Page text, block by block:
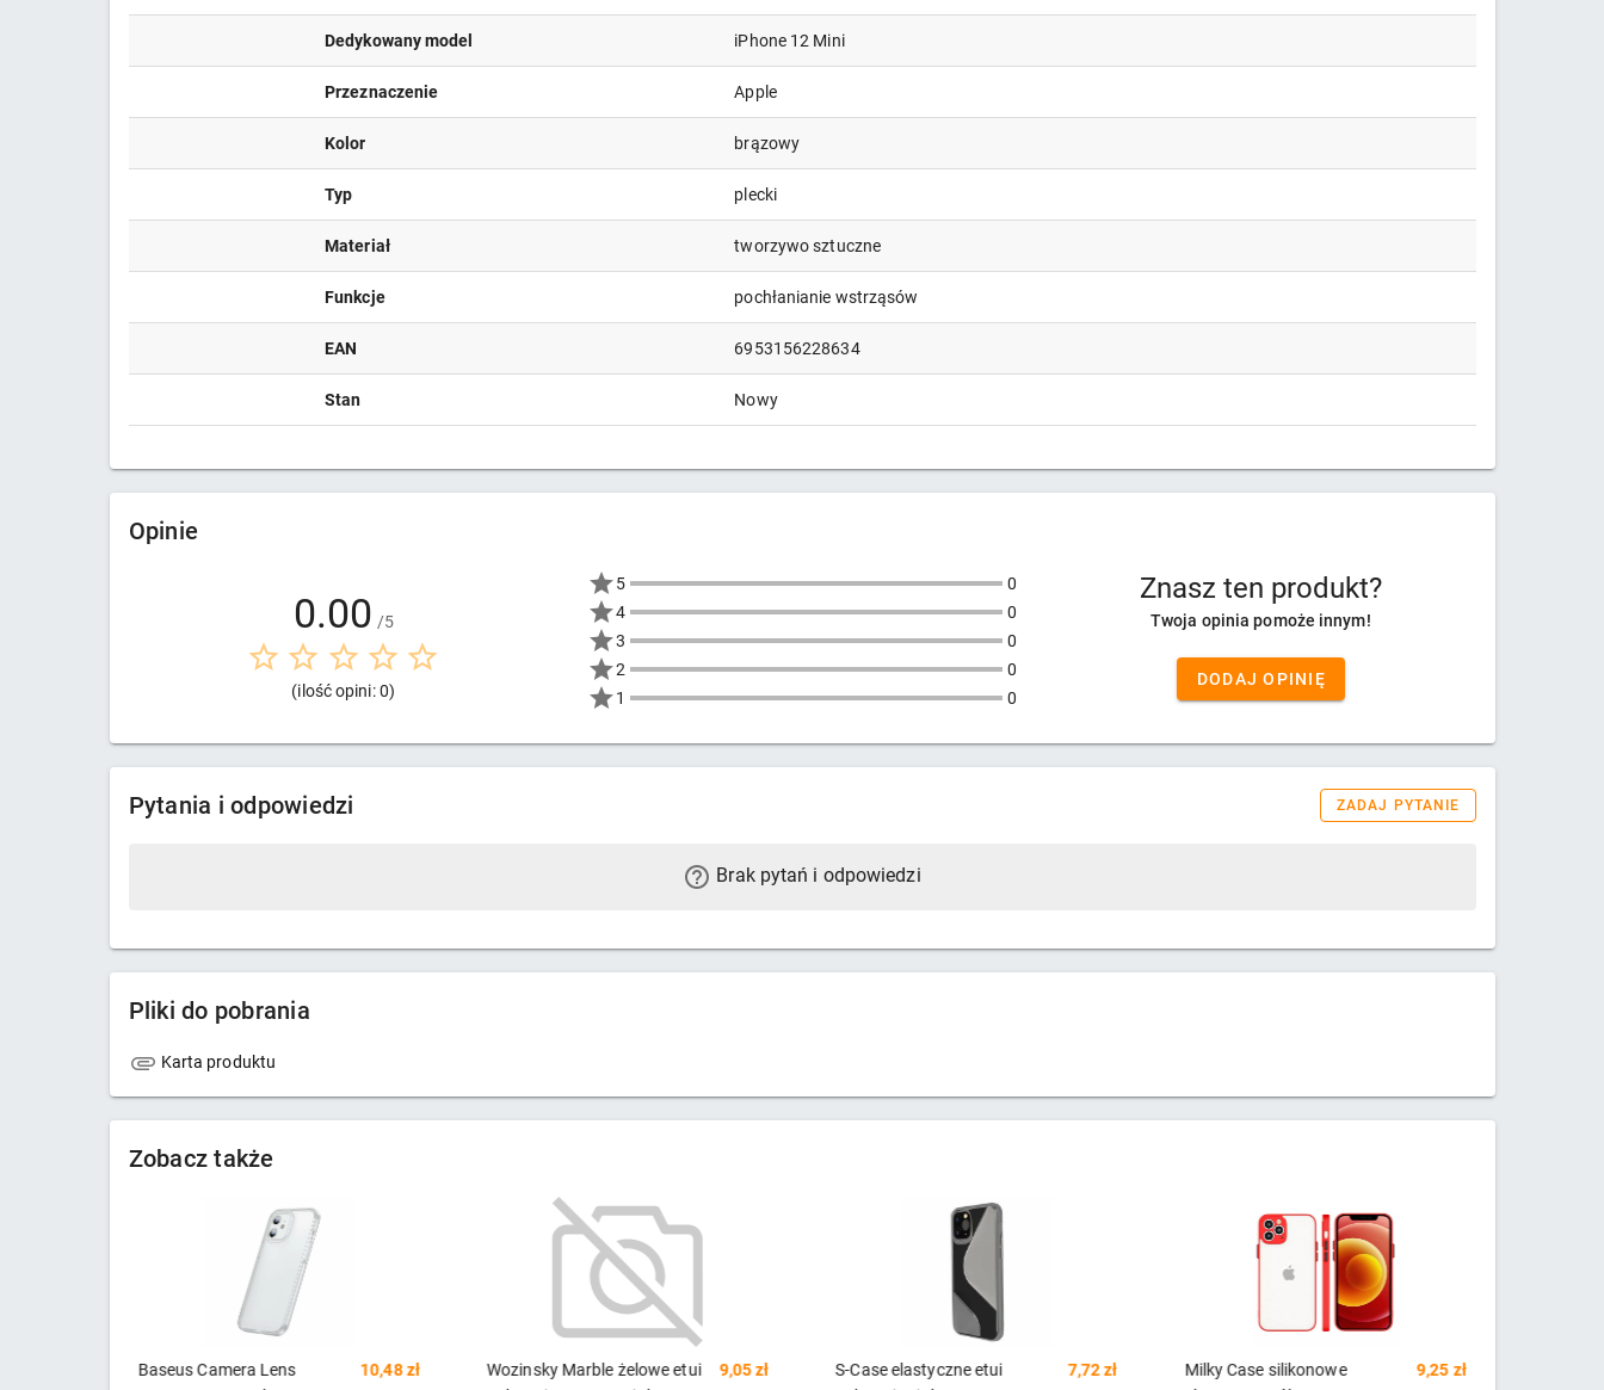
Dedykowany model iPhone 12 Mini
Przeznaczenie Apple
Kolor brązowy
Typ plecki
Materiał tworzywo sztuczne
Funkcje pochłanianie wstrząsów
EAN 6953156228634
Stan Nowy
Opinie
0.00 /5
(ilość opini: 0)
5
0
4
0
3
0
2
0
1
0
Znasz ten produkt?
Twoja opinia pomoże innym!
DODAJ OPINIĘ
Pytania i odpowiedzi ZADAJ PYTANIE
Brak pytań i odpowiedzi
Pliki do pobrania
Karta produktu
Zobacz także
10,48 zł
Wozinsky Marble żelowe etui
9,05 zł
S-Case elastyczne etui
7,72 zł
Milky Case silikonowe
9,25 zł
Kingxbar Lucky Series etui